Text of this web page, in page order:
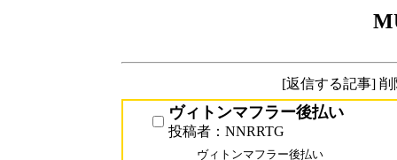
[返信する記事]
ヴィトンマフラー後払い
投稿者：NNRRTG
ヴィトンマフラー後払い